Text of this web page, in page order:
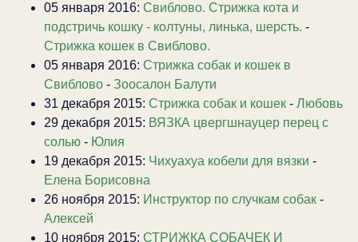
05 января 2016: Свиблово. Стрижка кота и
подстричь кошку - колтуны, линька, шерсть. -
Стрижка кошек в Свиблово.
05 января 2016: Стрижка собак и кошек в
Свиблово - Зоосалон Балути
31 декабря 2015: Стрижка собак и кошек - Любовь
29 декабря 2015: ВЯЗКА цвергшнауцер перец с
солью - Юлия
19 декабря 2015: Чихуахуа кобели для вязки -
Елена Борисовна
26 ноября 2015: Инструктор по случкам собак -
Алексей
10 ноября 2015: СТРИЖКА СОБАЧЕК И